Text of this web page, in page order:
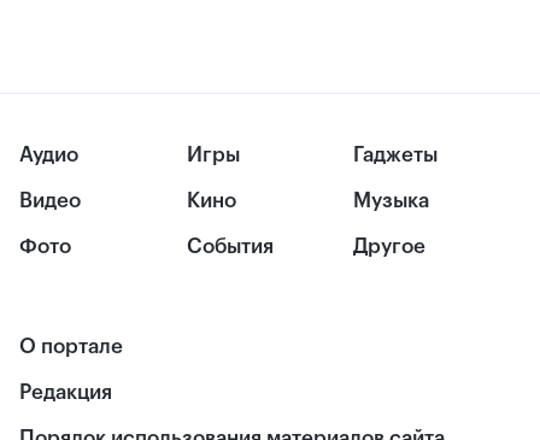
Аудио
Видео
Фото
Игры
Кино
События
Гаджеты
Музыка
Другое
О портале
Редакция